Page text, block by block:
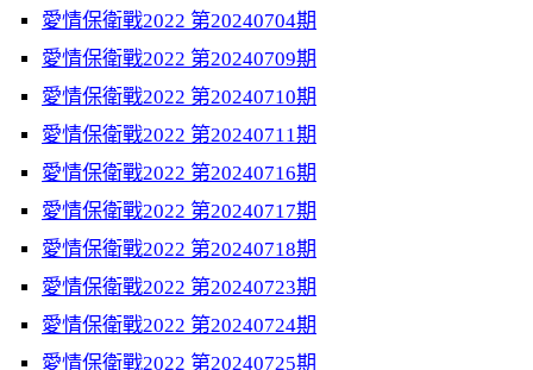
愛情保衛戰2022 第20240704期
愛情保衛戰2022 第20240709期
愛情保衛戰2022 第20240710期
愛情保衛戰2022 第20240711期
愛情保衛戰2022 第20240716期
愛情保衛戰2022 第20240717期
愛情保衛戰2022 第20240718期
愛情保衛戰2022 第20240723期
愛情保衛戰2022 第20240724期
愛情保衛戰2022 第20240725期